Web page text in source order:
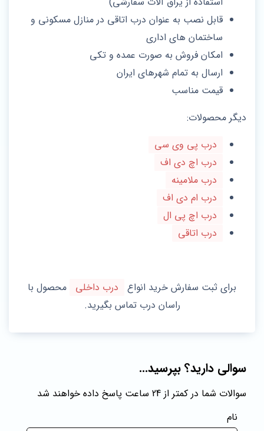
قابل نصب به عنوان درب اتاقی در منازل مسکونی و
ساختمان های اداری
امکان فروش به صورت عمده و تکی
ارسال به تمام شهرهای ایران
قیمت مناسب
دیگر محصولات:
درب پی وی سی
درب اچ دی اف
درب ملامینه
درب ام دی اف
درب اچ پی ال
درب اتاقی
برای ثبت سفارش خرید انواع درب داخلی
محصول با
راسان درب تماس بگیرید.
سوالی دارید؟ بپرسید...
سوالات شما در کمتر از 24 ساعت پاسخ داده خواهند شد
نام